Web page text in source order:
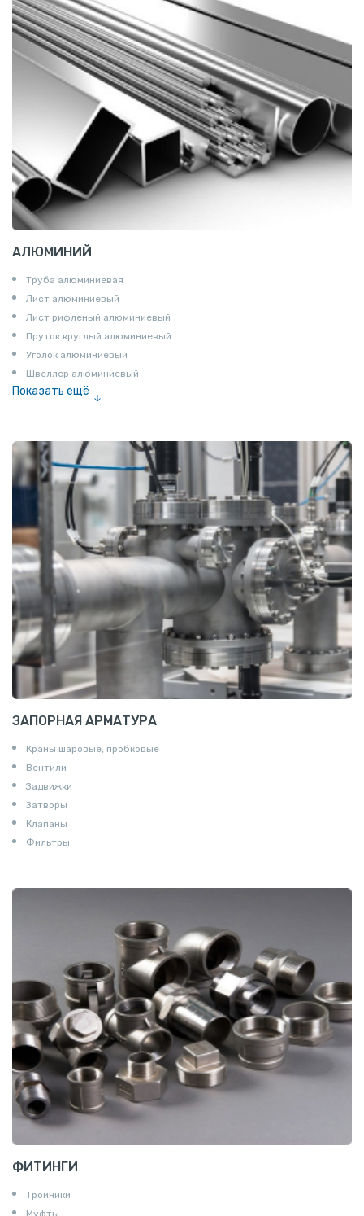
АЛЮМИНИЙ
Труба алюминиевая
Лист алюминиевый
Лист рифленый алюминиевый
Пруток круглый алюминиевый
Уголок алюминиевый
Швеллер алюминиевый
Показать ещё
Шина электротехническая
Алюминиевая плита
Z профиль алюминиевый
Т профиль алюминиевый
Пруток квадратный алюминиевый
Полоса алюминиевая
Пруток шестигранный алюминиевый
ЗАПОРНАЯ АРМАТУРА
Краны шаровые, пробковые
Вентили
Задвижки
Затворы
Клапаны
Фильтры
ФИТИНГИ
Тройники
Муфты